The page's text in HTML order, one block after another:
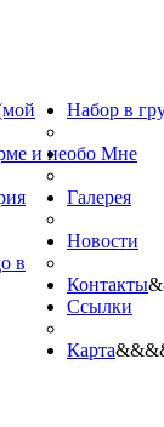
и не
в
Набор в
обо Мне
Галерея
Новости
Контакты
Ссылки
Карта